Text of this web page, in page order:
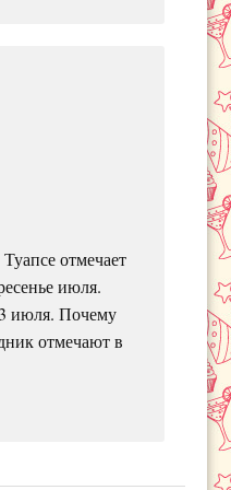
отмечает
июля.
июля. Почему
отмечают в